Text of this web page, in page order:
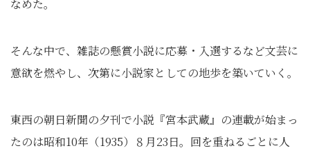
なめた。
そんな中で、雑誌の懸賞小説に応募・入選するなど文芸に
意欲を燃やし、次第に小説家としての地歩を築いていく。
東西の朝日新聞の夕刊で小説『宮本武蔵』の連載が始まっ
たのは昭和10年（1935）８月23日。回を重ねるごとに人